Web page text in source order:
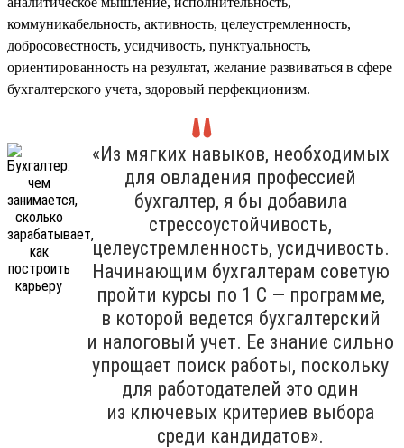
коммуникабельность, активность, целеустремленность,
добросовестность, усидчивость, пунктуальность,
ориентированность на результат, желание развиваться в сфере
бухгалтерского учета, здоровый перфекционизм.
«Из мягких навыков, необходимых
для овладения профессией
бухгалтер, я бы добавила
стрессоустойчивость,
целеустремленность, усидчивость.
Начинающим бухгалтерам советую
пройти курсы по 1 С — программе,
в которой ведется бухгалтерский
и налоговый учет. Ее знание сильно
упрощает поиск работы, поскольку
для работодателей это один
из ключевых критериев выбора
среди кандидатов».